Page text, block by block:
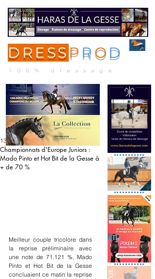
DRESS P R O D
100% dressage
Championnats d'Europe Juniors :
Mado Pinto et Hot Bit de la Gesse à
+ de 70 %
13 août 2020
Meilleur couple tricolore dans
la reprise préliminaire avec
une note de 71.121 %, Mado
Pinto et Hot Bit de la Gesse
concluaient ce matin la reprise